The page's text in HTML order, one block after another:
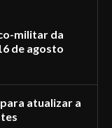
militar da
de agosto
atualizar a